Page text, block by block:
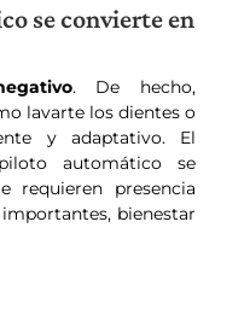
se convierte en
. De hecho,
lavarte los dientes o
y adaptativo. El
automático se
requieren presencia
bienestar